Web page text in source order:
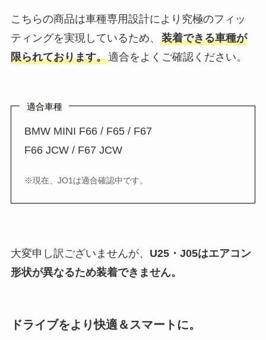
こちらの商品は車種専用設計により究極のフィッ
ティングを実現しているため、 装着できる車種が
限られております。適合をよくご確認ください。
適合車種
BMW MINI F66 / F65 / F67
F66 JCW / F67 JCW
※現在、JO1は適合確認中です。
大変申し訳ございませんが、 U25・J05はエアコン
形状が異なるため装着できません。
ドライブをより快適＆スマートに。